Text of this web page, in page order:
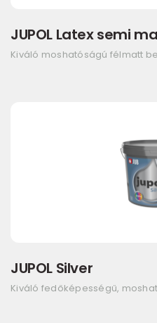
JUPOL Latex semi
Kiváló moshatóságú félmatt
JUPOL Silver
Kiváló fedőképességű,